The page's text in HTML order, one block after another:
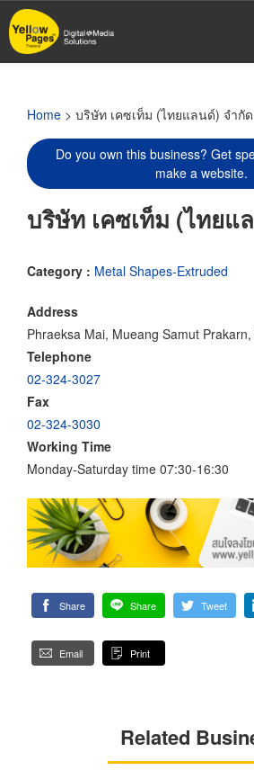
Skip
to
main
Home > บริษัท เคซเท็ม (ไทยแลนด์) จำกัด
Do you own this business? Get
make a website.
บริษัท เคซเท็ม (ไทยแ
Category : Metal Shapes-Extruded
Address
Phraeksa Mai, Mueang Samut
Telephone
02-324-3027
Fax
02-324-3030
Working Time
Monday-Saturday time 07:30-16:30
Share Share Tweet
Email Print
Related